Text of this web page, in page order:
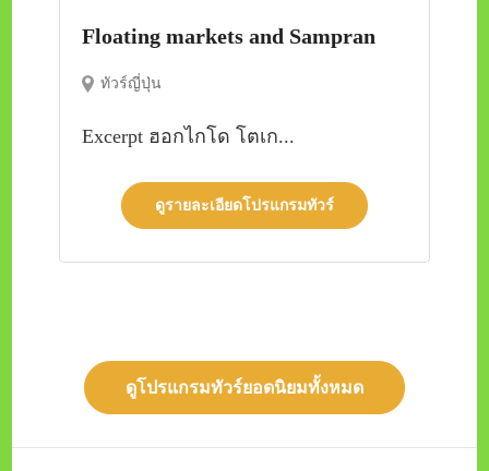
Floating markets and Sampran
ทัวร์ญี่ปุ่น
Excerpt ฮอกไกโด โตเก...
ดูรายละเอียดโปรแกรมทัวร์
ดูโปรแกรมทัวร์ยอดนิยมทั้งหมด